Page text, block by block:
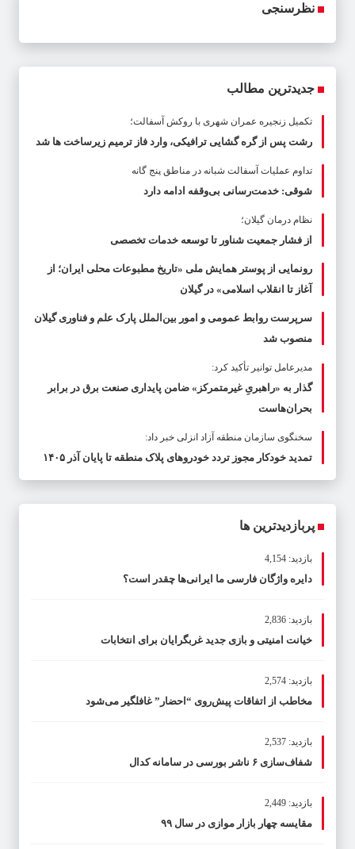
نظرسنجی
جدیدترین مطالب
تکمیل زنجیره عمران شهری با روکش آسفالت؛
رشت پس از گره گشایی ترافیکی، وارد فاز ترمیم زیرساخت ها شد
تداوم عملیات آسفالت‌ شبانه در مناطق پنج گانه
شوقی: خدمت‌رسانی بی‌وقفه ادامه دارد
نظام درمان گیلان؛
از فشار جمعیت شناور تا توسعه خدمات تخصصی
رونمایی از پوستر همایش ملی «تاریخ مطبوعات محلی ایران؛ از
آغاز تا انقلاب اسلامی» در گیلان
سرپرست روابط عمومی و امور بین‌الملل پارک علم و فناوری گیلان
منصوب شد
مدیرعامل توانیر تأکید کرد:
گذار به «راهبریِ غیرمتمرکز» ضامن پایداری صنعت برق در برابر
بحران‌هاست
سخنگوی سازمان منطقه آزاد انزلی خبر داد:
تمدید خودکار مجوز تردد خودروهای پلاک منطقه تا پایان آذر ۱۴۰۵
پربازدیدترین ها
بازدید: 4,154
دایره واژگان فارسی ما ایرانی‌ها چقدر است؟
بازدید: 2,836
خیانت امنیتی و بازی جدید غربگرایان برای انتخابات
بازدید: 2,574
مخاطب از اتفاقات پیش‌روی “احضار” غافلگیر می‌شود
بازدید: 2,537
شفاف‌سازی ۶ ناشر بورسی در سامانه کدال
بازدید: 2,449
مقایسه چهار بازار موازی در سال ۹۹